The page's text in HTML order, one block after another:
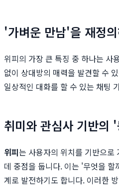
'가벼운 만남'을 재정
위피의 가장 큰 특징 중 하나는 사
없이 상대방의 매력을 발견할 수
일상적인 대화를 할 수 있는 채팅
취미와 관심사 기반의
위피는 사용자의 위치를 기반으로
데 중점을 둡니다. 이는 '무엇을
계로 발전하기도 합니다. 이러한